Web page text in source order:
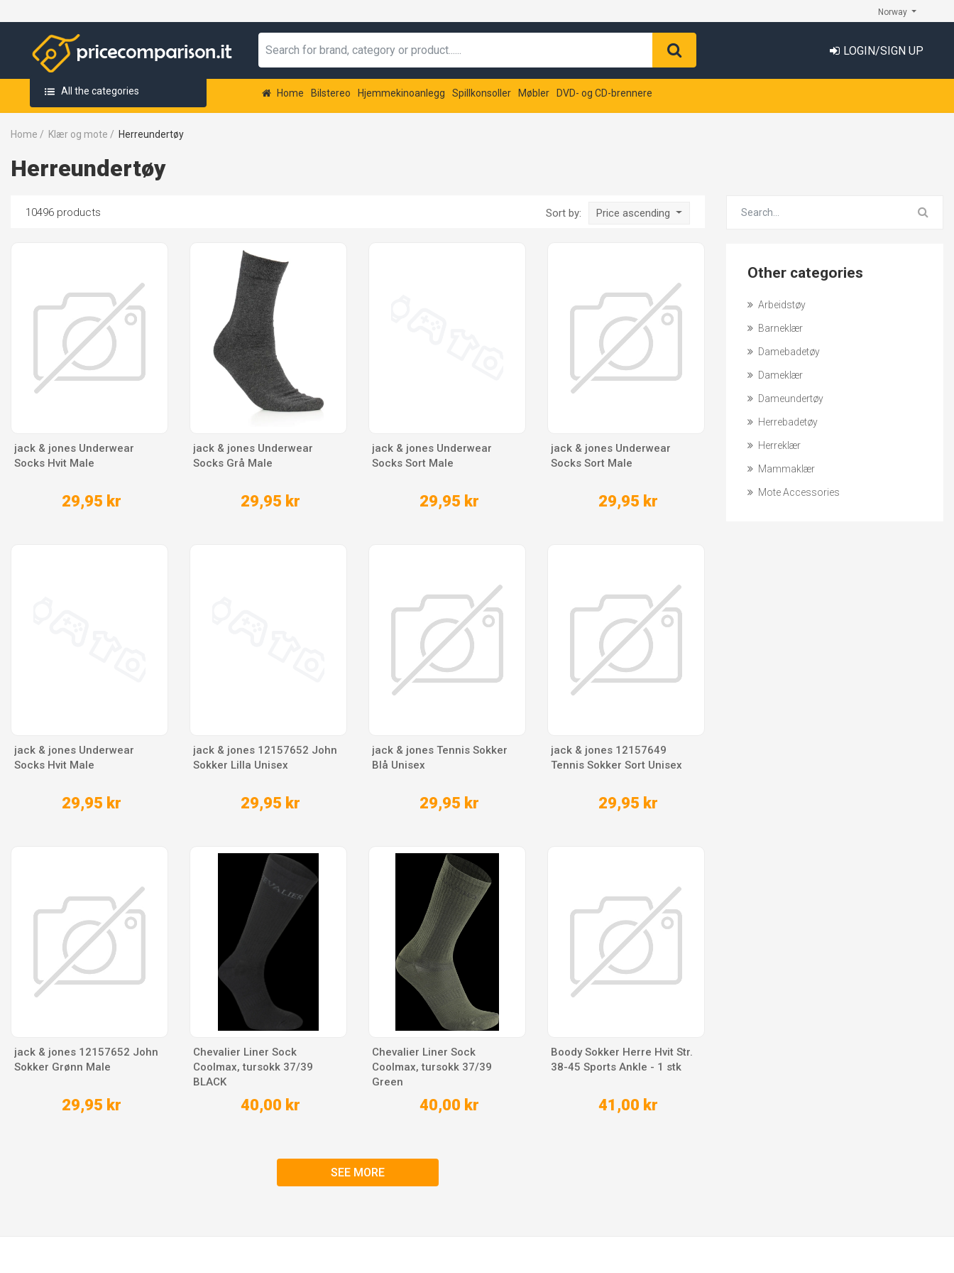
Norway
LOGIN/SIGN UP
All the categories Home Bilstereo Hjemmekinoanlegg Spillkonsoller Møbler DVD- og CD-brennere
Home / Klær og mote / Herreundertøy
Herreundertøy
Other categories
Arbeidstøy
Barneklær
Damebadetøy
Dameklær
Dameundertøy
Herrebadetøy
Herreklær
Mammaklær
Mote Accessories
10496 products Sort by: Price ascending
jack & jones Underwear
Socks Hvit Male
29,95 kr
jack & jones Underwear
Socks Grå Male
29,95 kr
jack & jones Underwear
Socks Sort Male
29,95 kr
jack & jones Underwear
Socks Sort Male
29,95 kr
jack & jones Underwear
Socks Hvit Male
29,95 kr
jack & jones 12157652 John
Sokker Lilla Unisex
29,95 kr
jack & jones Tennis Sokker
Blå Unisex
29,95 kr
jack & jones 12157649
Tennis Sokker Sort Unisex
29,95 kr
jack & jones 12157652 John
Sokker Grønn Male
29,95 kr
Chevalier Liner Sock
Coolmax, tursokk 37/39
BLACK
40,00 kr
Chevalier Liner Sock
Coolmax, tursokk 37/39
Green
40,00 kr
Boody Sokker Herre Hvit Str.
38-45 Sports Ankle - 1 stk
41,00 kr
SEE MORE